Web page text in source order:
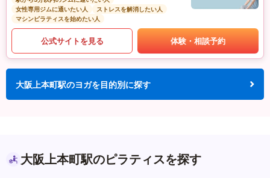
女性専用ジムに通いたい人
ストレスを解消したい人
マシンピラティスを始めたい人
公式サイトを見る 体験・相談予約
大阪上本町駅のヨガを目的別に探す
大阪上本町駅のピラティスを探す